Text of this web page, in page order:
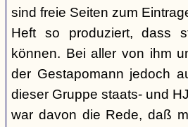
sind freie Seiten zum
Heft so produziert, dass
können. Bei aller von ihm
der Gestapomann jedoch
dieser Gruppe staats- und
war davon die Rede, daß